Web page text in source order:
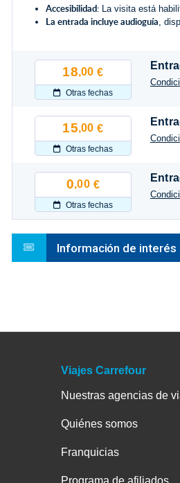
Accesibilidad: La visita está
La entrada incluye audioguía ,
18,00 €
Otras fechas
15,00 €
Otras fechas
0,00 €
Otras fechas
Información de interés
Viajes Carrefour
Nuestras agencias de
Quiénes somos
Franquicias
Programa de afiliados